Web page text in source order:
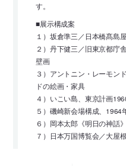
す。
■展示構成案
１）坂倉準三／日本橋髙島
２）丹下健三／旧東京都庁
壁画
３）アントニン・レーモン
ドの絵画・家具
４）いこい島、東京計画
５）磯崎新会場構成、1964
６）岡本太郎《明日の神話
７）日本万国博覧会／大屋